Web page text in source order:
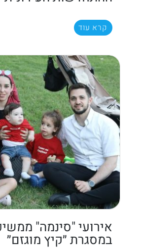
קרא עוד
אירועי "סינמה"
במסגרת ״קיץ מוגזם״